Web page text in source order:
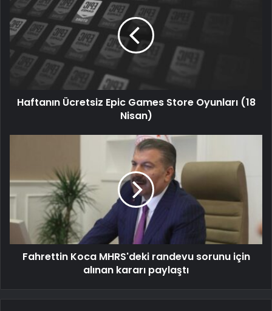
Haftanın Ücretsiz Epic Games Store Oyunları (18
Nisan)
Fahrettin Koca MHRS'deki randevu sorunu için
alınan kararı paylaştı